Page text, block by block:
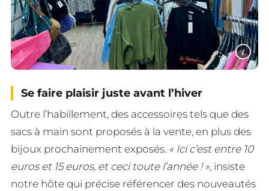
i
Se faire plaisir juste avant l’hiver
Outre l’habillement, des accessoires tels que des
sacs à main sont proposés à la vente, en plus des
bijoux prochainement exposés. « Ici c’est entre 10
euros et 15 euros, et ceci toute l’année ! », insiste
notre hôte qui précise référencer des nouveautés